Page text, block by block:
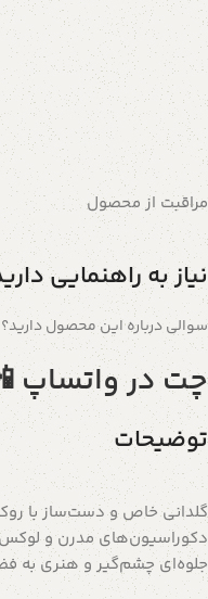
مراقبت از محصول
نیاز به راهنمایی
سوالی درباره این محصول دارید؟
چت در واتساپ
توضیحات
گلدانی خاص و دست‌ساز با
دکوراسیون‌های مدرن و
جلوه‌ای چشم‌گیر و هنری به